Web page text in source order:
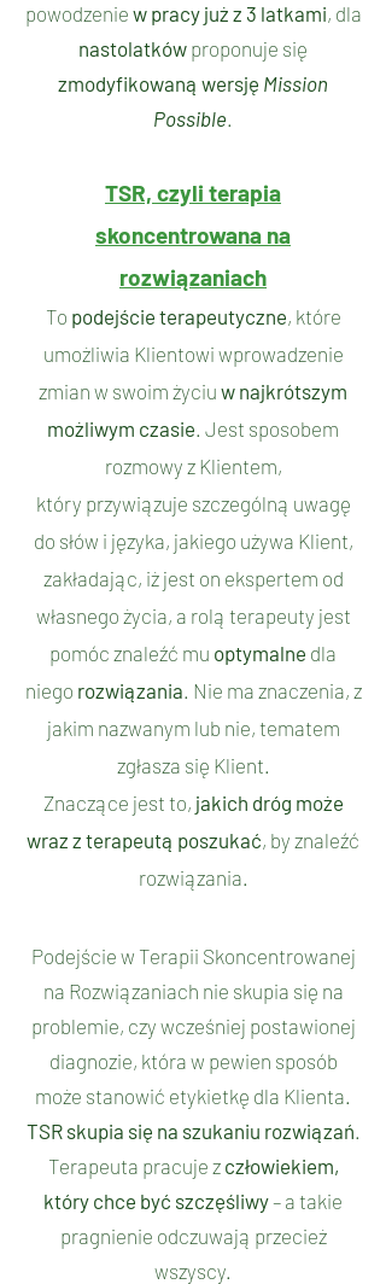
powodzenie w pracy już z 3 latkami, dla
nastolatków proponuje się
zmodyfikowaną wersję Mission
Possible.
TSR, czyli terapia
skoncentrowana na
rozwiązaniach
To podejście terapeutyczne, które
umożliwia Klientowi wprowadzenie
zmian w swoim życiu w najkrótszym
możliwym czasie. Jest sposobem
rozmowy z Klientem,
który przywiązuje szczególną uwagę
do słów i języka, jakiego używa Klient,
zakładając, iż jest on ekspertem od
własnego życia, a rolą terapeuty jest
pomóc znaleźć mu optymalne dla
niego rozwiązania. Nie ma znaczenia, z
jakim nazwanym lub nie, tematem
zgłasza się Klient.
Znaczące jest to, jakich dróg może
wraz z terapeutą poszukać, by znaleźć
rozwiązania.
Podejście w Terapii Skoncentrowanej
na Rozwiązaniach nie skupia się na
problemie, czy wcześniej postawionej
diagnozie, która w pewien sposób
może stanowić etykietkę dla Klienta.
TSR skupia się na szukaniu rozwiązań.
Terapeuta pracuje z człowiekiem,
który chce być szczęśliwy– a takie
pragnienie odczuwają przecież
wszyscy.